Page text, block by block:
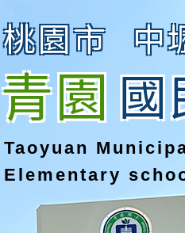
桃園市 中
青園國
Taoyuan
Elementary